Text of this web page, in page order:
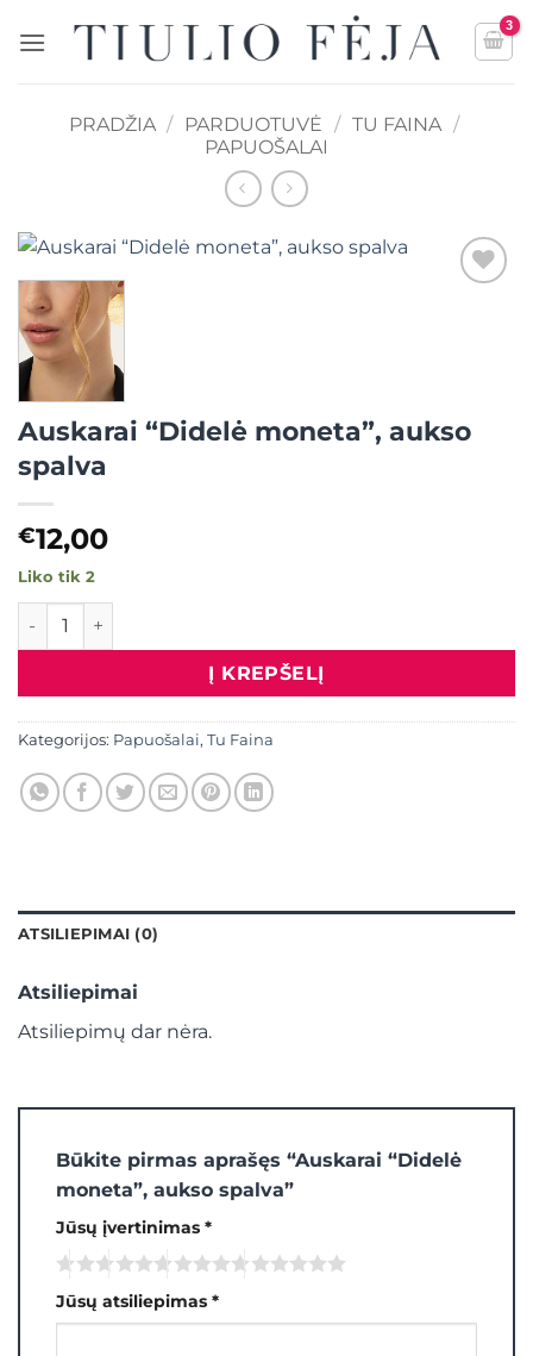
PRADŽIA / PARDUOTUVĖ / TU FAINA /
PAPUOŠALAI
Auskarai “Didelė moneta”, aukso
spalva
€12,00
Liko tik 2
produkto kiekis: Auskarai “Didelė moneta”, aukso spalva
Į KREPŠELĮ
Kategorijos: Papuošalai, Tu Faina
ATSILIEPIMAI (0)
Atsiliepimai
Atsiliepimų dar nėra.
Būkite pirmas aprašęs “Auskarai “Didelė
moneta”, aukso spalva”
Jūsų įvertinimas *
Jūsų atsiliepimas *